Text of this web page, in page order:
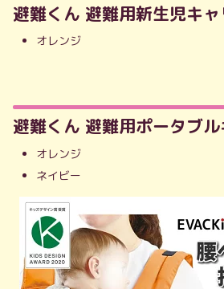
避難くん 避難用新生児キ
オレンジ
避難くん 避難用ポータブ
オレンジ
ネイビー